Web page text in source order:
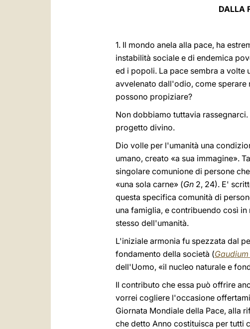
DALLA
1. Il mondo anela alla pace, ha
instabilità sociale e di endemica
ed i popoli. La pace sembra a
avvelenato dall'odio, come sperare
possono propiziare?
Non dobbiamo tuttavia
progetto divino.
Dio volle per l'umanità una
umano, creato «a sua immagine».
singolare comunione di persone
«una sola carne» (Gn 2, 24). E'
questa specifica comunità di
una famiglia, e contribuendo così
stesso dell'umanità.
L'iniziale armonia fu spezzata dal
fondamento della società (
dell'Uomo, «il nucleo naturale e
Il contributo che essa può offrire
vorrei cogliere l'occasione
Giornata Mondiale della Pace, alla
che detto Anno costituisca per tutti